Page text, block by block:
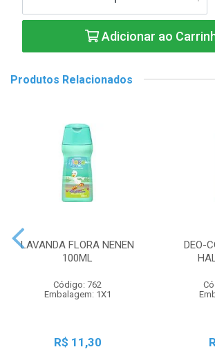
Adicionar ao
Produtos Relacionados
LAVANDA FLORA NENEN
100ML
Código: 762
Embalagem: 1X1
R$ 11,30
DEO-